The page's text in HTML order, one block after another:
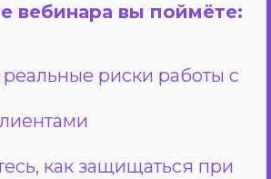
вебинара вы поймёте:
риски работы с
как защищаться при